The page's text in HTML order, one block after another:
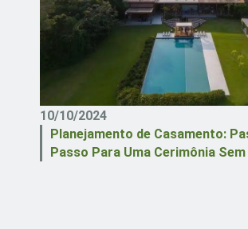
10/10/2024
Planejamento de Casamento:
Passo Para Uma Cerimônia